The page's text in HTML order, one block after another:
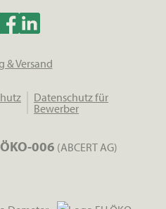
& Versand
Datenschutz für
Bewerber
006 (ABCERT AG)